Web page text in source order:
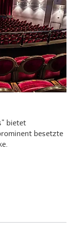
bietet
besetzte